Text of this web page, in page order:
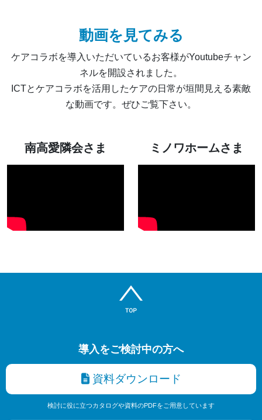
動画を見てみる
ケアコラボを導入いただいているお客様がYoutubeチャン
ネルを開設されました。
ICTとケアコラボを活用したケアの日常が垣間見える素敵
な動画です。ぜひご覧下さい。
南高愛隣会さま ミノワホームさま
導入をご検討中の方へ
資料ダウンロード
検討に役に立つカタログや資料のPDFをご用意しています